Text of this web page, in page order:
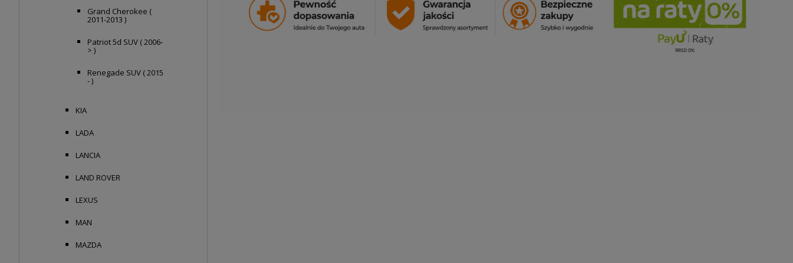
Grand Cherokee (
2011-2013 )
Patriot 5d SUV ( 2006-
> )
Renegade SUV ( 2015
- )
KIA
LADA
LANCIA
LAND ROVER
LEXUS
MAN
MAZDA